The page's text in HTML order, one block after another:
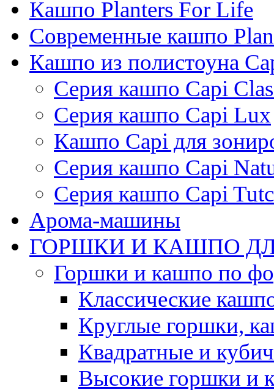
Кашпо Planters For Life
Современные кашпо
Кашпо из полистоуна
Серия кашпо Capi
Серия кашпо Capi Lux
Кашпо Capi для
Серия кашпо Capi
Серия кашпо Capi
Арома-машины
ГОРШКИ И КАШПО
Горшки и кашпо по
Классические
Круглые горшки,
Квадратные и
Высокие горшки и